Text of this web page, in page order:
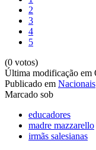
2
3
4
5
(0 votos)
Última modificação em
Publicado em Nacionais
Marcado sob
educadores
madre mazzarello
irmãs salesianas